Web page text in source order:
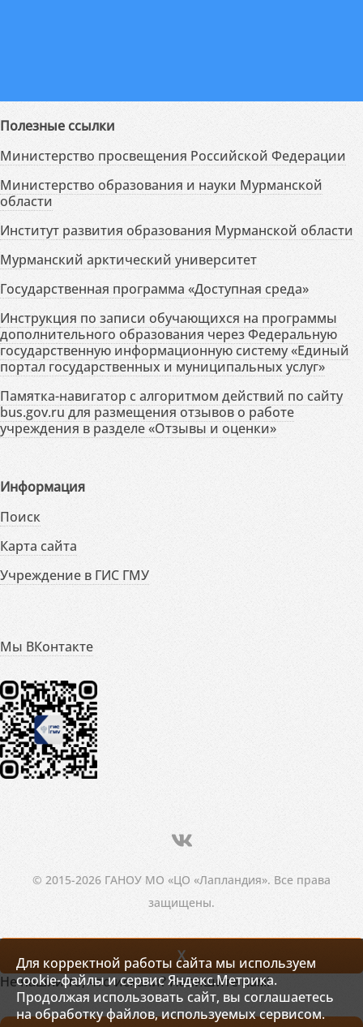
Полезные ссылки
Министерство просвещения Российской Федерации
Министерство образования и науки Мурманской
области
Институт развития образования Мурманской области
Мурманский арктический университет
Государственная программа «Доступная среда»
Инструкция по записи обучающихся на программы
дополнительного образования через Федеральную
государственную информационную систему «Единый
портал государственных и муниципальных услуг»
Памятка-навигатор с алгоритмом действий по сайту
bus.gov.ru для размещения отзывов о работе
учреждения в разделе «Отзывы и оценки»
Информация
Поиск
Карта сайта
Учреждение в ГИС ГМУ
Мы ВКонтакте
© 2015-2026 ГАНОУ МО «ЦО «Лапландия». Все права
защищены.
Для корректной работы сайта мы используем
cookie-файлы и сервис Яндекс.Метрика.
Продолжая использовать сайт, вы соглашаетесь
на обработку файлов, используемых сервисом.
X
Не нашли то, что искали? Напишите нам!